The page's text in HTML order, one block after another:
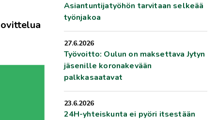
Asiantuntijatyöhön tarvitaan selkeää
työnjakoa
27.6.2026
Työvoitto: Oulun on maksettava Jytyn
jäsenille koronakevään
palkkasaatavat
23.6.2026
24H-yhteiskunta ei pyöri itsestään